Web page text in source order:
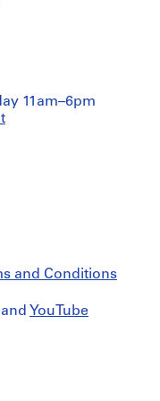
11am–6pm
and Conditions
YouTube